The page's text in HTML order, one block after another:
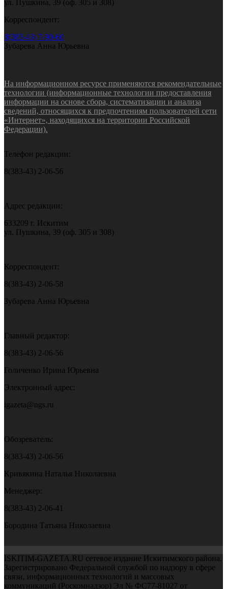
ул. Пушкина, 39 (оф. 305 и 308)
Корреспондент:
8(383-43) 7-90-60
Зубарева Анна Юрьевна
На информационном ресурсе применяются рекомендательные
технологии (информационные технологии предоставления
информации на основе сбора, систематизации и анализа
сведений, относящихся к предпочтениям пользователей сети
«Интернет», находящихся на территории Российской
Федерации).
Телефон редакции:
8(383-43) 2-06-56
Адрес редакции:
633209 г. Искитим
ул. Пушкина, 39 (оф. 305 и 308)
Корреспондент:
8(383-43) 2-06-58
Зубарева Анна Юрьевна
Главный редактор:
8(383-43) 2-06-56
Голиченко Ирина Юрьевна
Электронный адрес:
igazeta@ngs.ru
Обозреватель:
8(383-43) 2-06-56
Кривякина Наталья Николаевна
Менеджер:
8(383-43) 2-06-41
Бородина Татьяна Николаевна
ISKITIM-GAZETA.RU сетевое издание Искитимского района.
Зарегистрировано Федеральной службой по надзору в сфере
связи, информационных технологий и массовых
коммуникаций (Роскомнадзор) Эл № ФС77-81027 от